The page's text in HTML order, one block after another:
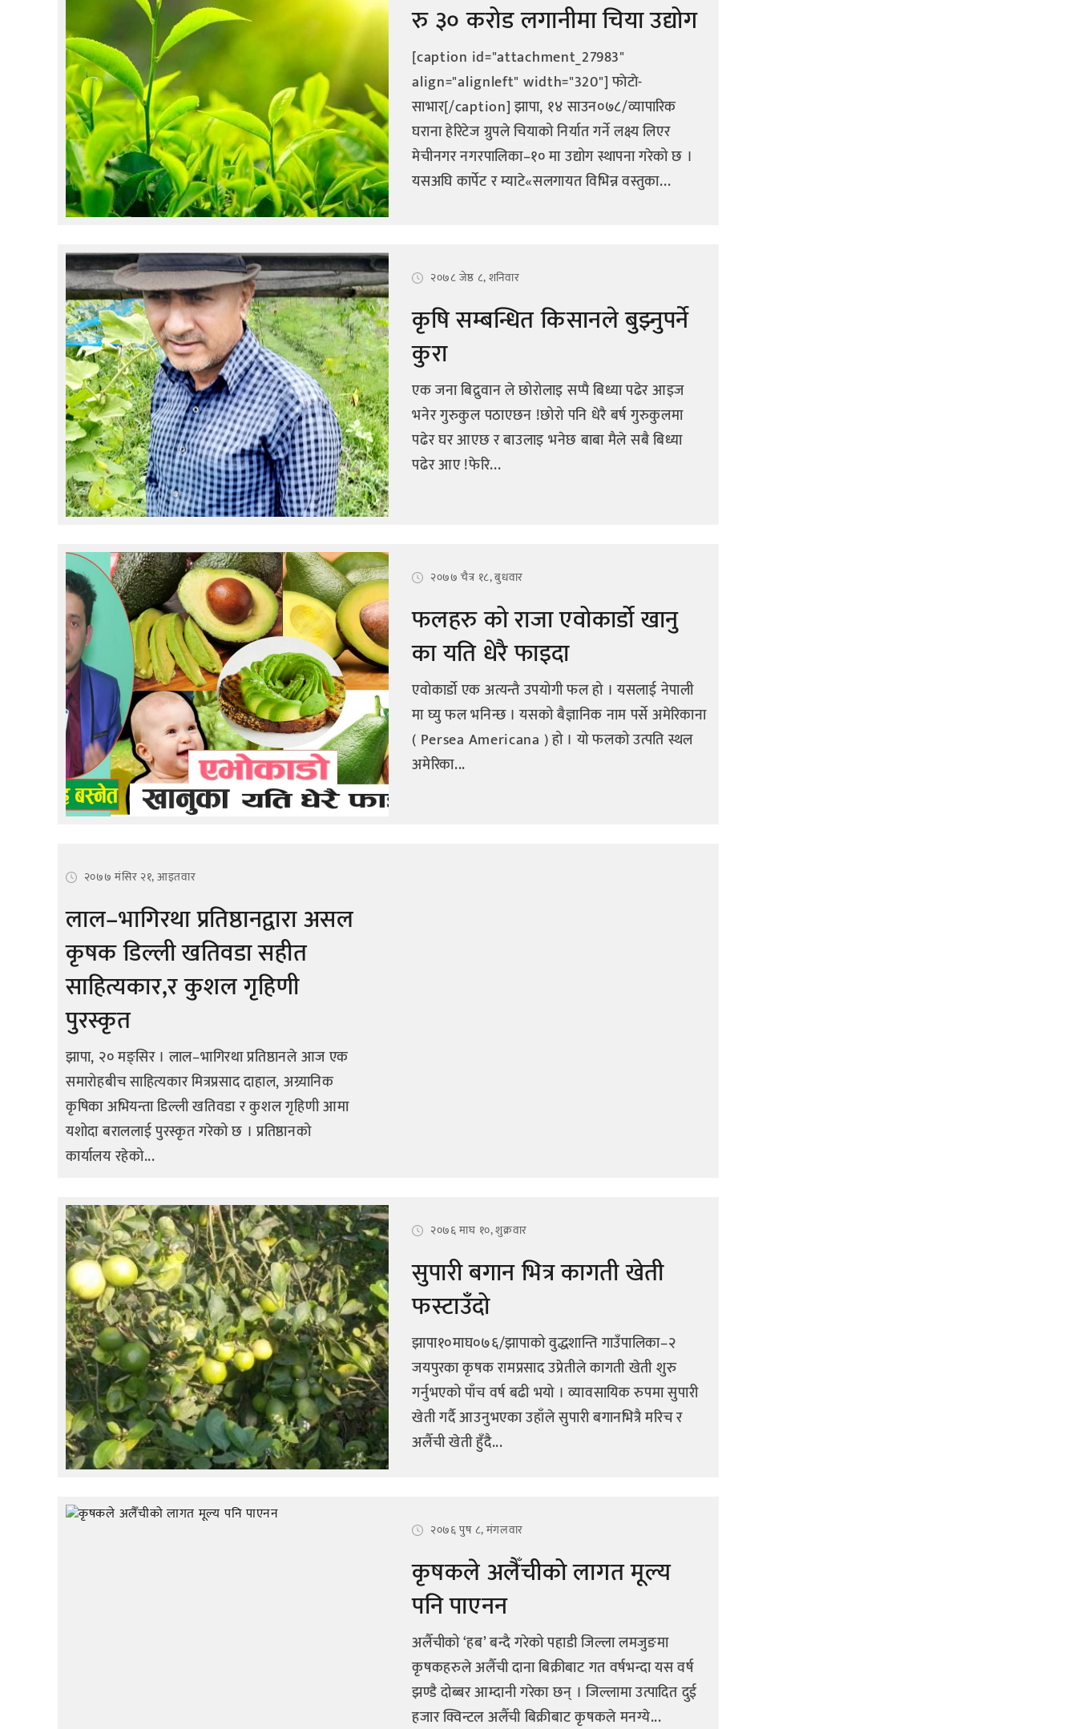
रु ३० करोड लगानीमा चिया उद्योग
[caption id="attachment_27983"
align="alignleft" width="320"] फाेटाे-
साभार[/caption] झापा, १४ साउन०७८/व्यापारिक
घराना हेरिटेज ग्रुपले चियाको निर्यात गर्ने लक्ष्य लिएर
मेचीनगर नगरपालिका–१० मा उद्योग स्थापना गरेको छ ।
यसअघि कार्पेट र म्याटे«सलगायत विभिन्न वस्तुका...
२०७८ जेष्ठ ८, शनिवार
कृषि सम्बन्धित किसानले बुझ्नुपर्ने
कुरा
एक जना बिद्रुवान ले छोरोलाइ सप्पै बिध्या पढेर आइज
भनेर गुरुकुल पठाएछन !छोरो पनि धेरै बर्ष गुरुकुलमा
पढेर घर आएछ र बाउलाइ भनेछ बाबा मैले सबै बिध्या
पढेर आए !फेरि...
२०७७ चैत्र १८, बुधवार
फलहरु को राजा एवोकार्डो खानु
का यति धेरै फाइदा
एवोकार्डो एक अत्यन्तै उपयोगी फल हो । यसलाई नेपाली
मा घ्यु फल भनिन्छ । यसको बैज्ञानिक नाम पर्से अमेरिकाना
( Persea Americana ) हो । यो फलको उत्पति स्थल
अमेरिका...
२०७७ मंसिर २१, आइतवार
लाल–भागिरथा प्रतिष्ठानद्वारा असल
कृषक डिल्ली खतिवडा सहीत
साहित्यकार,र कुशल गृहिणी
पुरस्कृत
झापा, २० मङ्सिर । लाल–भागिरथा प्रतिष्ठानले आज एक
समारोहबीच साहित्यकार मित्रप्रसाद दाहाल, अग्र्यानिक
कृषिका अभियन्ता डिल्ली खतिवडा र कुशल गृहिणी आमा
यशोदा बराललाई पुरस्कृत गरेको छ । प्रतिष्ठानको
कार्यालय रहेको...
२०७६ माघ १०, शुक्रवार
सुपारी बगान भित्र कागती खेती
फस्टाउँदो
झापा१०माघ०७६/झापाको वुद्धशान्ति गाउँपालिका–२
जयपुरका कृषक रामप्रसाद उप्रेतीले कागती खेती शुरु
गर्नुभएको पाँच वर्ष बढी भयो । व्यावसायिक रुपमा सुपारी
खेती गर्दै आउनुभएका उहाँले सुपारी बगानभित्रै मरिच र
अलैँची खेती हुँदै...
२०७६ पुष ८, मंगलवार
कृषकले अलैँचीको लागत मूल्य
पनि पाएनन
अलैँचीको ‘हब’ बन्दै गरेको पहाडी जिल्ला लमजुङमा
कृषकहरुले अलैँची दाना बिक्रीबाट गत वर्षभन्दा यस वर्ष
झण्डै दोब्बर आम्दानी गरेका छन् । जिल्लामा उत्पादित दुई
हजार क्विन्टल अलैँची बिक्रीबाट कृषकले मनग्ये...